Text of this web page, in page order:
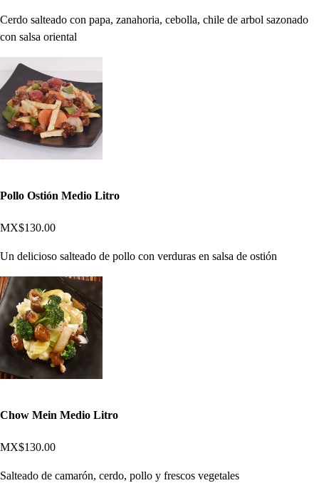
Cerdo salteado con papa, zanahoria, cebolla, chile de arbol sazonado
con salsa oriental
Pollo Ostión Medio Litro
MX$130.00
Un delicioso salteado de pollo con verduras en salsa de ostión
Chow Mein Medio Litro
MX$130.00
Salteado de camarón, cerdo, pollo y frescos vegetales